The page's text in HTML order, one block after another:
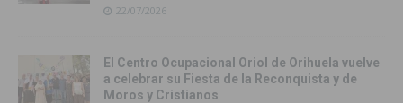
22/07/2026
El Centro Ocupacional Oriol de Orihuela vuelve
a celebrar su Fiesta de la Reconquista y de
Moros y Cristianos